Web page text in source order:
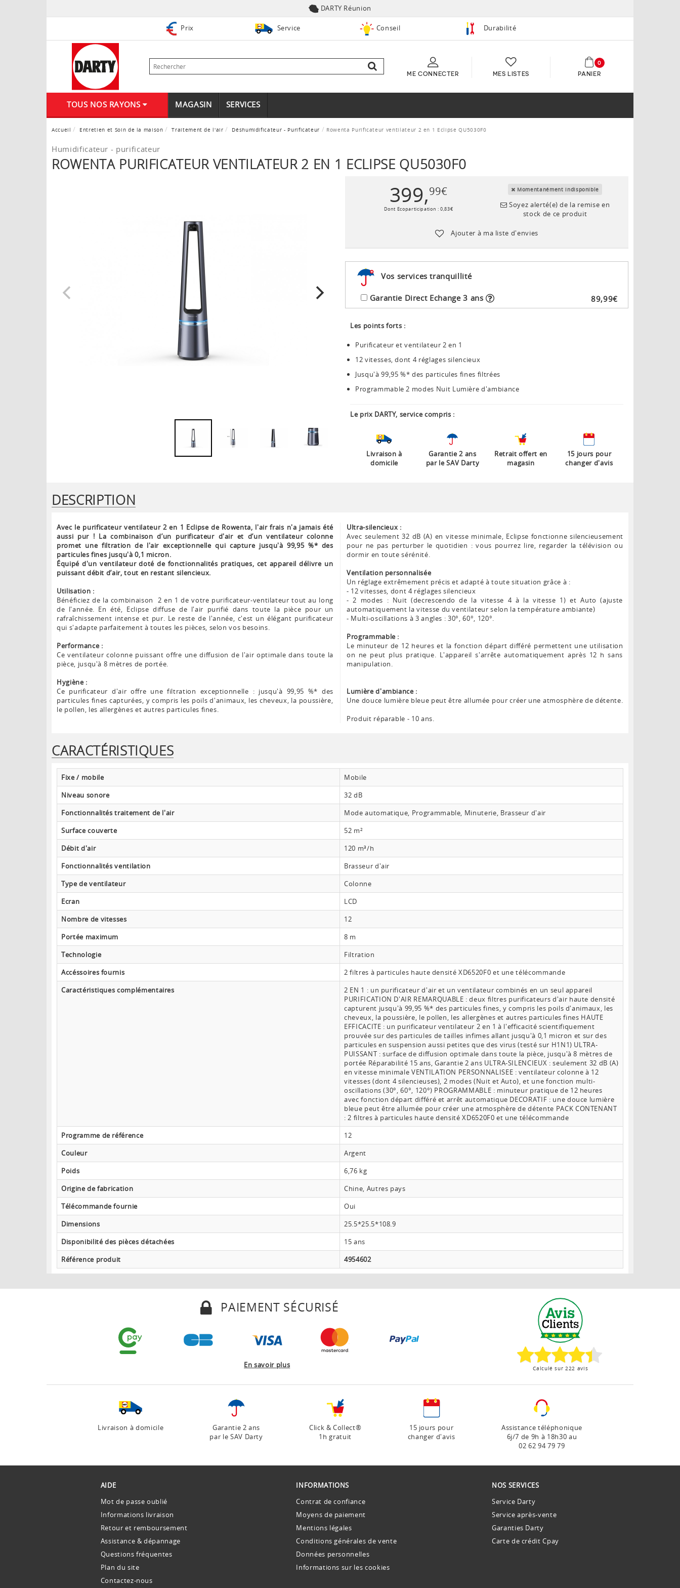
DARTY Réunion
Prix Service Conseil Durabilité
ME CONNECTER MES LISTES PANIER
0
TOUS NOS RAYONS MAGASIN SERVICES
Accueil Entretien et Soin de la maison Traitement de l'air Déshumidificateur - Purificateur Rowenta Purificateur ventilateur 2 en 1 Eclipse QU5030F0
Humidificateur - purificateur
ROWENTA PURIFICATEUR VENTILATEUR 2 EN 1 ECLIPSE QU5030F0
399,99€
Dont Ecoparticipation :0,83€
Momentanément indisponible
Soyez alerté(e) de la remise en
stock de ce produit
Ajouter à ma liste d'envies
Vos services tranquillité
Garantie Direct Echange 3 ans 89,99€
Les points forts :
Purificateur et ventilateur 2 en 1
12 vitesses, dont 4 réglages silencieux
Jusqu'à 99,95 %* des particules fines filtrées
Programmable 2 modes Nuit Lumière d'ambiance
Le prix DARTY, service compris :
Livraison à
domicile
Garantie 2 ans
par le SAV Darty
Retrait offert en
magasin
15 jours pour
changer d'avis
DESCRIPTION
Avec le purificateur ventilateur 2 en 1 Eclipse de Rowenta, l'air frais n'a jamais été
aussi pur ! La combinaison d’un purificateur d'air et d’un ventilateur colonne
promet une filtration de l'air exceptionnelle qui capture jusqu'à 99,95 %* des
particules fines jusqu'à 0,1 micron.
Équipé d'un ventilateur doté de fonctionnalités pratiques, cet appareil délivre un
puissant débit d’air, tout en restant silencieux.
Utilisation :
Bénéficiez de la combinaison 2 en 1 de votre purificateur-ventilateur tout au long
de l'année. En été, Eclipse diffuse de l'air purifié dans toute la pièce pour un
rafraîchissement intense et pur. Le reste de l'année, c'est un élégant purificateur
qui s'adapte parfaitement à toutes les pièces, selon vos besoins.
Performance :
Ce ventilateur colonne puissant offre une diffusion de l'air optimale dans toute la
pièce, jusqu'à 8 mètres de portée.
Hygiène :
Ce purificateur d'air offre une filtration exceptionnelle : jusqu'à 99,95 %* des
particules fines capturées, y compris les poils d'animaux, les cheveux, la poussière,
le pollen, les allergènes et autres particules fines.
Ultra-silencieux :
Avec seulement 32 dB (A) en vitesse minimale, Eclipse fonctionne silencieusement
pour ne pas perturber le quotidien : vous pourrez lire, regarder la télévision ou
dormir en toute sérénité.
Ventilation personnalisée
Un réglage extrêmement précis et adapté à toute situation grâce à :
- 12 vitesses, dont 4 réglages silencieux
- 2 modes : Nuit (decrescendo de la vitesse 4 à la vitesse 1) et Auto (ajuste
automatiquement la vitesse du ventilateur selon la température ambiante)
- Multi-oscillations à 3 angles : 30°, 60°, 120°.
Programmable :
Le minuteur de 12 heures et la fonction départ différé permettent une utilisation
on ne peut plus pratique. L'appareil s'arrête automatiquement après 12 h sans
manipulation.
Lumière d'ambiance :
Une douce lumière bleue peut être allumée pour créer une atmosphère de détente.
Produit réparable - 10 ans.
CARACTÉRISTIQUES
Fixe / mobile
Mobile
Niveau sonore
32 dB
Fonctionnalités traitement de l'air
Mode automatique, Programmable, Minuterie, Brasseur d'air
Surface couverte
52 m²
Débit d'air
120 m³/h
Fonctionnalités ventilation
Brasseur d'air
Type de ventilateur
Colonne
Ecran
LCD
Nombre de vitesses
12
Portée maximum
8 m
Technologie
Filtration
Accéssoires fournis
2 filtres à particules haute densité XD6520F0 et une télécommande
Caractéristiques complémentaires
2 EN 1 : un purificateur d'air et un ventilateur combinés en un seul appareil
PURIFICATION D'AIR REMARQUABLE : deux filtres purificateurs d'air haute densité
capturent jusqu'à 99,95 %* des particules fines, y compris les poils d'animaux, les
cheveux, la poussière, le pollen, les allergènes et autres particules fines HAUTE
EFFICACITE : un purificateur ventilateur 2 en 1 à l'efficacité scientifiquement
prouvée sur des particules de tailles infimes allant jusqu'à 0,1 micron et sur des
particules en suspension aussi petites que des virus (testé sur H1N1) ULTRA-
PUISSANT : surface de diffusion optimale dans toute la pièce, jusqu'à 8 mètres de
portée Réparabilité 15 ans, Garantie 2 ans ULTRA-SILENCIEUX : seulement 32 dB (A)
en vitesse minimale VENTILATION PERSONNALISEE : ventilateur colonne à 12
vitesses (dont 4 silencieuses), 2 modes (Nuit et Auto), et une fonction multi-
oscillations (30°, 60°, 120°) PROGRAMMABLE : minuteur pratique de 12 heures
avec fonction départ différé et arrêt automatique DECORATIF : une douce lumière
bleue peut être allumée pour créer une atmosphère de détente PACK CONTENANT
: 2 filtres à particules haute densité XD6520F0 et une télécommande
Programme de référence
12
Couleur
Argent
Poids
6,76 kg
Origine de fabrication
Chine, Autres pays
Télécommande fournie
Oui
Dimensions
25.5*25.5*108.9
Disponibilité des pièces détachées
15 ans
Référence produit
4954602
PAIEMENT SÉCURISÉ
En savoir plus Calculé sur 222 avis
Livraison à domicile
Garantie 2 ans
par le SAV Darty
Click & Collect®
1h gratuit
15 jours pour
changer d'avis
Assistance téléphonique
6j/7 de 9h à 18h30 au
02 62 94 79 79
AIDE
Mot de passe oublié
Informations livraison
Retour et remboursement
Assistance & dépannage
Questions fréquentes
Plan du site
Contactez-nous
INFORMATIONS
Contrat de confiance
Moyens de paiement
Mentions légales
Conditions générales de vente
Données personnelles
Informations sur les cookies
NOS SERVICES
Service Darty
Service après-vente
Garanties Darty
Carte de crédit Cpay